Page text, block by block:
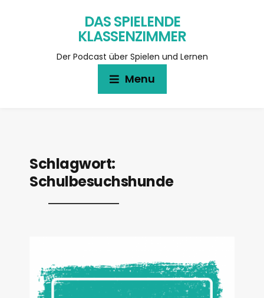
DAS SPIELENDE
KLASSENZIMMER
Der Podcast über Spielen und Lernen
Menu
Schlagwort:
Schulbesuchshunde